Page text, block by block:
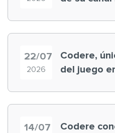
22/07
2026
Codere,
del juego en el
14/07
Codere